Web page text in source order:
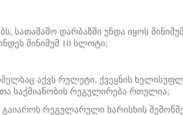
სათამაშო დარბაზში უნდა იყოს
მინიმუმ 10 სლოტი;
აქვს რულეტი. ქვეყნის
საქმიანობის რეგულირება რთულია;
რეგულარული ხარისხის